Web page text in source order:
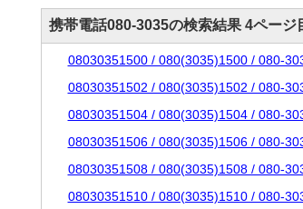
携帯電話080-3035の検索結果 4ページ
08030351500 / 080(3035)1500 / 080-
08030351502 / 080(3035)1502 / 080-
08030351504 / 080(3035)1504 / 080-
08030351506 / 080(3035)1506 / 080-
08030351508 / 080(3035)1508 / 080-
08030351510 / 080(3035)1510 / 080-